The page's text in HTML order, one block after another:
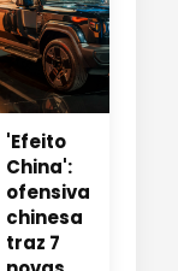
'Efeito
China':
ofensiva
chinesa
traz 7